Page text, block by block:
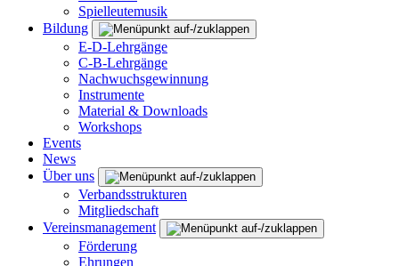
Spielleutemusik
Bildung
E-D-Lehrgänge
C-B-Lehrgänge
Nachwuchsgewinnung
Instrumente
Material & Downloads
Workshops
Events
News
Über uns
Verbandsstrukturen
Mitgliedschaft
Vereinsmanagement
Förderung
Ehrungen